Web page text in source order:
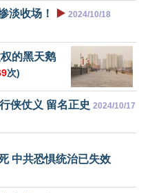
淡收场！ ▶️ 2024/10/18
的黑天鹅
次)
侠仗义 留名正史 2024/10/17
中共恐惧统治已失效